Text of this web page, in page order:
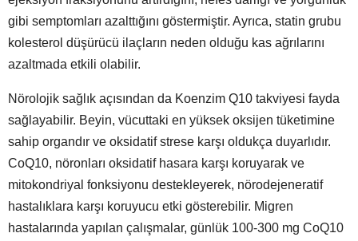
gibi semptomları azalttığını göstermiştir. Ayrıca, statin grubu
kolesterol düşürücü ilaçların neden olduğu kas ağrılarını
azaltmada etkili olabilir.
Nörolojik sağlık açısından da Koenzim Q10 takviyesi fayda
sağlayabilir. Beyin, vücuttaki en yüksek oksijen tüketimine
sahip organdır ve oksidatif strese karşı oldukça duyarlıdır.
CoQ10, nöronları oksidatif hasara karşı koruyarak ve
mitokondriyal fonksiyonu destekleyerek, nörodejeneratif
hastalıklara karşı koruyucu etki gösterebilir. Migren
hastalarında yapılan çalışmalar, günlük 100-300 mg CoQ10